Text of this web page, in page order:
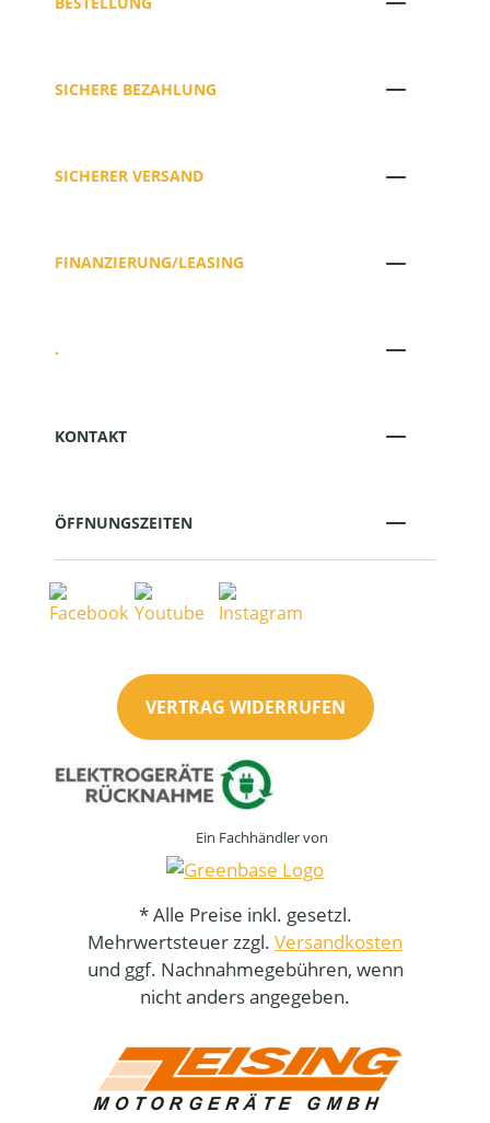
SICHERE BEZAHLUNG
SICHERER VERSAND
FINANZIERUNG/LEASING
.
KONTAKT
ÖFFNUNGSZEITEN
VERTRAG WIDERRUFEN
Ein Fachhändler von
* Alle Preise inkl. gesetzl.
Mehrwertsteuer zzgl. Versandkosten
und ggf. Nachnahmegebühren, wenn
nicht anders angegeben.